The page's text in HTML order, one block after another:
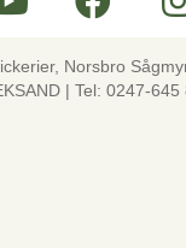
Norsbro
| Tel: 0247-645